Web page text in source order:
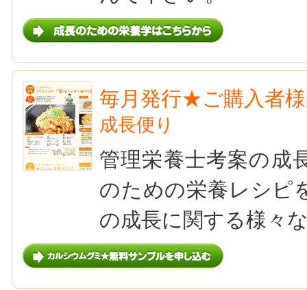
毎月発行★ご購入者
成長便り
管理栄養士考案の成
のための栄養レシピ
の成長に関する様々